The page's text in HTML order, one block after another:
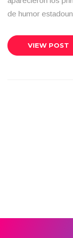
de humor
VIEW POST